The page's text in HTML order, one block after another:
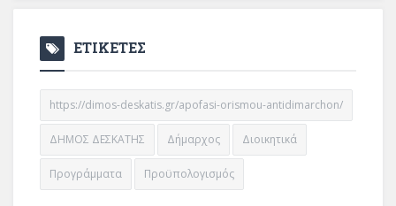
ΕΤΙΚΕΤΕΣ
https://dimos-deskatis.gr/apofasi-orismou-antidimarchon/
ΔΗΜΟΣ ΔΕΣΚΑΤΗΣ Δήμαρχος Διοικητικά
Προγράμματα Προϋπολογισμός